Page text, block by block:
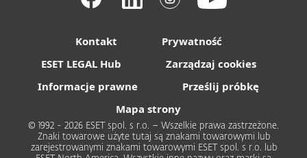
Kontakt
Prywatność
ESET LEGAL Hub
Zarządzaj cookies
Informacje prawne
Prześlij próbkę
Mapa strony
© 1992 - 2026 ESET spol. s r.o. – Wszelkie prawa zastrzeżone.
Znaki towarowe użyte tutaj są znakami towarowymi lub
zarejestrowanymi znakami towarowymi ESET spol. s r.o. lub